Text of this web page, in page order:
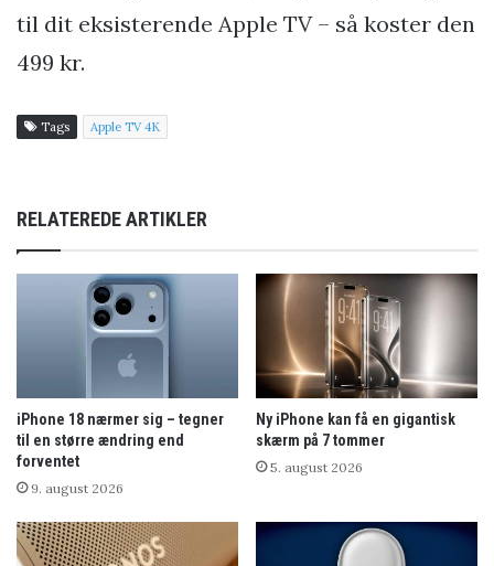
til dit eksisterende Apple TV – så koster den
499 kr.
Tags Apple TV 4K
RELATEREDE ARTIKLER
iPhone 18 nærmer sig – tegner
til en større ændring end
forventet
9. august 2026
Ny iPhone kan få en gigantisk
skærm på 7 tommer
5. august 2026